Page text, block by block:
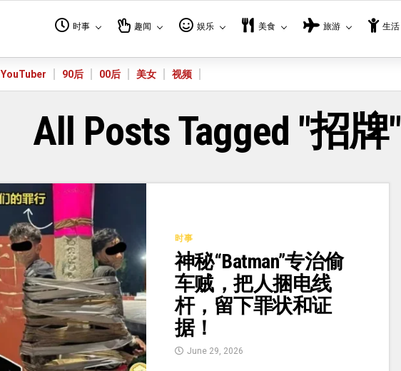
时事 趣闻 娱乐 美食 旅游 生活
YouTuber 90后 00后 美女 视频
All Posts Tagged "招牌"
时事
神秘“Batman”专治偷
车贼，把人捆电线
杆，留下罪状和证
据！
June 29, 2026